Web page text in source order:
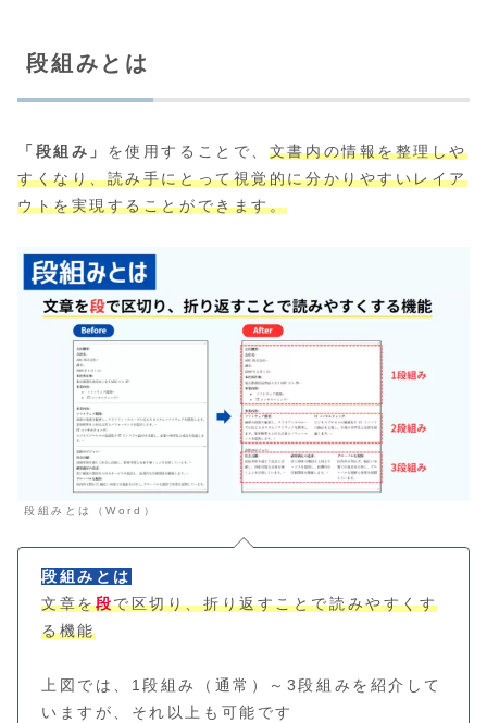
段組みとは
「段組み」 を使用することで、 文書内の情報を整理しや
すくなり、読み手にとって視覚的に分かりやすいレイア
ウトを実現することができます。
段組みとは（Word）
段組みとは
文章を段で区切り、折り返すことで読みやすくす
る機能
上図では、1段組み（通常）～3段組みを紹介して
いますが、それ以上も可能です